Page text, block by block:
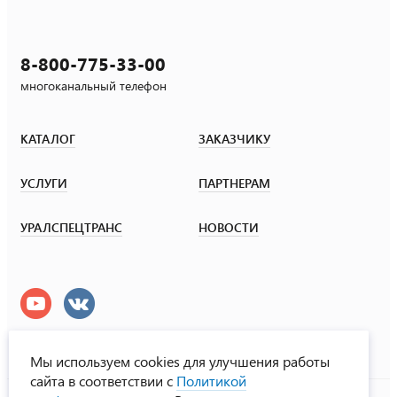
8-800-775-33-00
многоканальный телефон
КАТАЛОГ ЗАКАЗЧИКУ
УСЛУГИ ПАРТНЕРАМ
УРАЛСПЕЦТРАНС НОВОСТИ
Мы используем cookies для улучшения работы
сайта в соответствии с Политикой